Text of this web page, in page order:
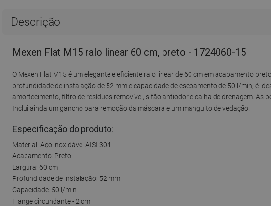
Descrição
Mexen Flat M15 ralo linear 60 cm, preto - 1724060-15
O Mexen Flat M15 é um elegante e eficiente ralo linear de 60 cm em acabamento
profundidade de instalação de 52 mm e capacidade de escoamento de 50 l/min, é
amortecimento, filtro de resíduos removível, sifão antiodor e calha de drenagem. As
Inclui ainda um gancho para remoção da máscara e um manguito de vedação.
Especificação do produto:
Material: Aço inoxidável AISI 304
Acabamento: Preto
Largura: 60 cm
Profundidade de instalação: 52 mm
Capacidade: 50 l/min
Flange circundante - 2 cm